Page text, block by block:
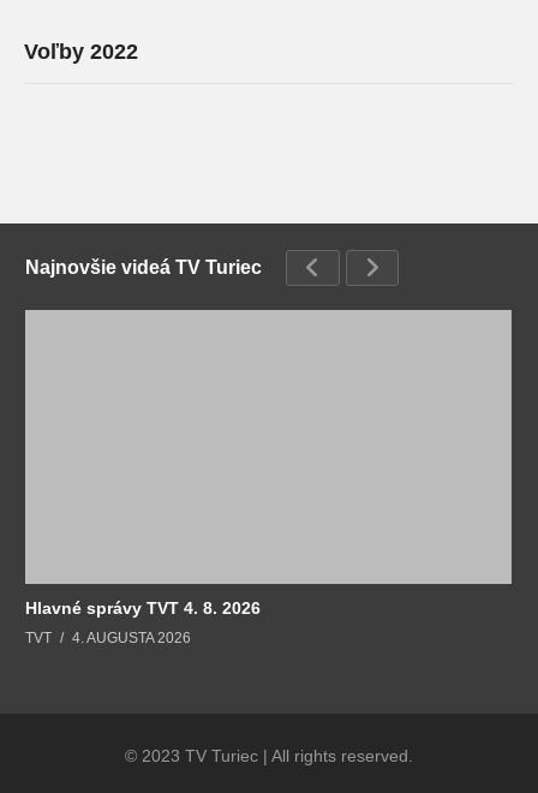
Voľby 2022
Najnovšie videá TV Turiec
Hlavné správy TVT 4. 8. 2026
TVT 4. AUGUSTA 2026
© 2023 TV Turiec | All rights reserved.